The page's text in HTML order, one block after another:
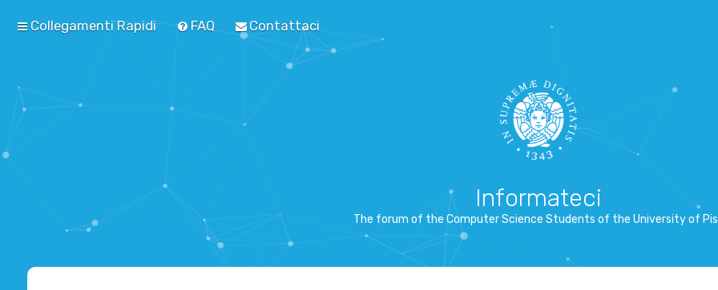
Collegamenti Rapidi FAQ Contattaci
Informateci
The forum of the Computer Science Students of the University of